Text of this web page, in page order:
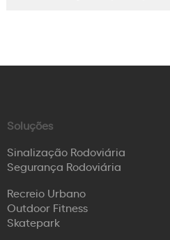
Soluções
Sinalização Rodoviária
Segurança Rodoviária
Recreio Urbano
Outdoor Fitness
Skatepark